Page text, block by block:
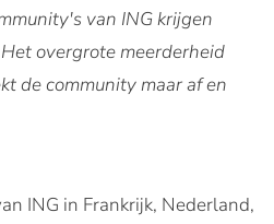
van ING krijgen
overgrote meerderheid
de community maar af en
ING in Frankrijk, Nederland,